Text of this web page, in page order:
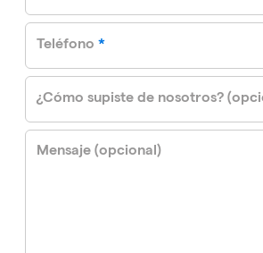
Teléfono *required
¿Cómo supiste de nosotros?
Mensaje (opcional)